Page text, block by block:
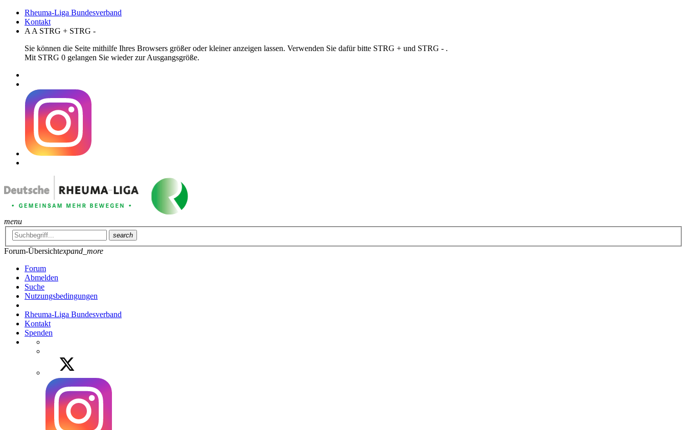
Rheuma-Liga Bundesverband
Kontakt
A A STRG + STRG -
Sie können die Seite mithilfe Ihres Browsers größer oder kleiner anzeigen lassen. Verwenden Sie dafür bitte STRG + und STRG - .
Mit STRG 0 gelangen Sie wieder zur Ausgangsgröße.
menu
search
Forum-Übersichtexpand_more
Forum
Abmelden
Suche
Nutzungsbedingungen
Rheuma-Liga Bundesverband
Kontakt
Spenden